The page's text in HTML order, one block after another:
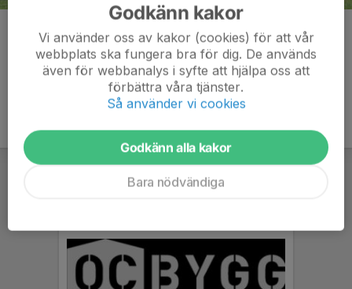
Kommentarer
Godkänn kakor
Vi använder oss av kakor (cookies) för att vår
webbplats ska fungera bra för dig. De används
även för webbanalys i syfte att hjälpa oss att
förbättra våra tjänster.
Så använder vi cookies
Godkänn alla kakor
Bara nödvändiga